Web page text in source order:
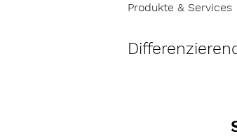
Produkte & Services